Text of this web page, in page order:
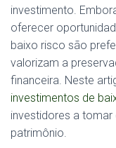
investimento.
oferecer
baixo risco são
valorizam a
financeira. Neste
investimentos de
investidores a
patrimônio.